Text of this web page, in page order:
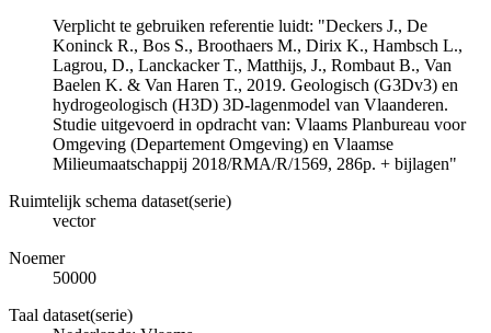
Verplicht te gebruiken referentie luidt: "Deckers J., De
Koninck R., Bos S., Broothaers M., Dirix K., Hambsch L.,
Lagrou, D., Lanckacker T., Matthijs, J., Rombaut B., Van
Baelen K. & Van Haren T., 2019. Geologisch (G3Dv3) en
hydrogeologisch (H3D) 3D-lagenmodel van Vlaanderen.
Studie uitgevoerd in opdracht van: Vlaams Planbureau voor
Omgeving (Departement Omgeving) en Vlaamse
Milieumaatschappij 2018/RMA/R/1569, 286p. + bijlagen"
Ruimtelijk schema dataset(serie)
vector
Noemer
50000
Taal dataset(serie)